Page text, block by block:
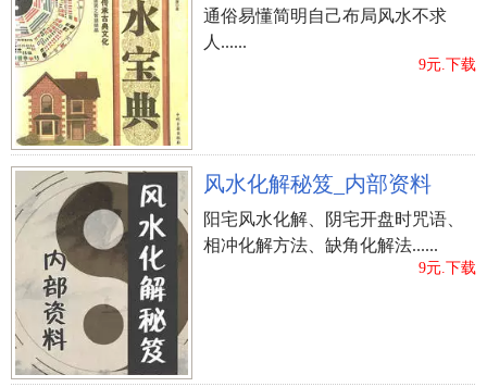
通俗易懂简明自己布局风水不求
人......
9元.下载
风水化解秘笈_内部资料
阳宅风水化解、阴宅开盘时咒语、
相冲化解方法、缺角化解法......
9元.下载